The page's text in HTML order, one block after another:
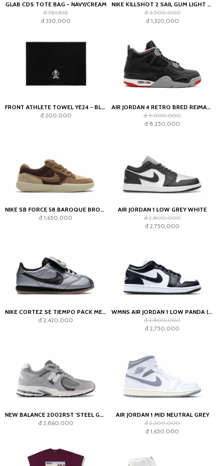
GLAB CDS TOTE BAG - NAVY/CREAM
đ 781,818
đ 330,000
NIKE KILLSHOT 2 SAIL GUM LIGHT OREWOOD BROWN (WOMEN'S)
đ 3,500,000
đ 1,320,000
FRONT ATHLETE TOWEL YE24 - BLACK
đ 200,000
AIR JORDAN 4 RETRO BRED REIMAGINED
đ 9,000,000
đ 8,250,000
NIKE SB FORCE 58 BAROQUE BROWN PARACHUTE BEIGE DESERT KHAKI MOSSWOOD BROWN
đ 1,650,000
AIR JORDAN 1 LOW GREY WHITE
đ 2,800,000
đ 2,750,000
NIKE CORTEZ SE TIEMPO PACK METALLIC COOL GREY
đ 2,420,000
WMNS AIR JORDAN 1 LOW PANDA (2023)
đ 2,800,000
đ 2,750,000
NEW BALANCE 2002RST 'STEEL GREY'
đ 2,860,000
AIR JORDAN 1 MID NEUTRAL GREY
đ 2,200,000
đ 1,650,000